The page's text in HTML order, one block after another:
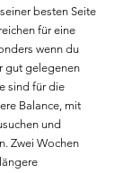
besten Seite
für eine
wenn du
gut gelegenen
sind für die
Balance, mit
und
Zwei Wochen